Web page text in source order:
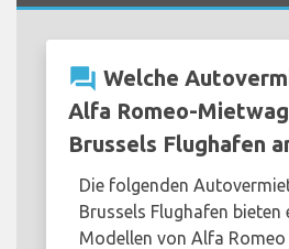
question_answer Welche
Alfa Romeo-
Brussels Flughafen
Die folgenden
Brussels Flughafen bieten
Modellen von Alfa Romeo